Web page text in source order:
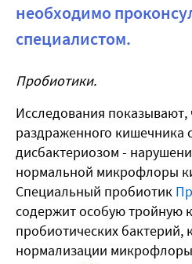
необходимо
специалистом.
Пробиотики.
Исследования показывают,
раздраженного кишечника
дисбактериозом -
нормальной микрофлоры
Специальный пробиотик
содержит особую тройную
пробиотических бактерий,
нормализации